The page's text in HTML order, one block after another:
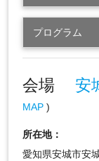
プログラム
会場 安
MAP)
所在地：
愛知県安城市安